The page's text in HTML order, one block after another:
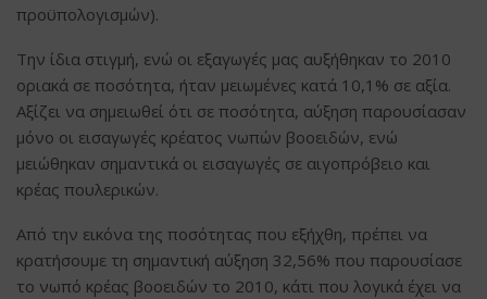
προϋπολογισμών).
Την ίδια στιγμή, ενώ οι εξαγωγές μας αυξήθηκαν το 2010
οριακά σε ποσότητα, ήταν μειωμένες κατά 10,1% σε αξία.
Αξίζει να σημειωθεί ότι σε ποσότητα, αύξηση παρουσίασαν
μόνο οι εισαγωγές κρέατος νωπών βοοειδών, ενώ
μειώθηκαν σημαντικά οι εισαγωγές σε αιγοπρόβειο και
κρέας πουλερικών.
Από την εικόνα της ποσότητας που εξήχθη, πρέπει να
κρατήσουμε τη σημαντική αύξηση 32,56% που παρουσίασε
το νωπό κρέας βοοειδών το 2010, κάτι που λογικά έχει να